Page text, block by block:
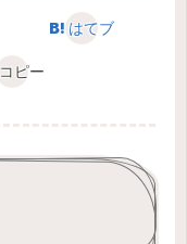
はてブ
コピー